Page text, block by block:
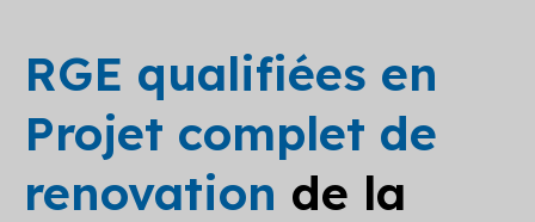
RGE qualifiées en
Projet complet de
renovation de la